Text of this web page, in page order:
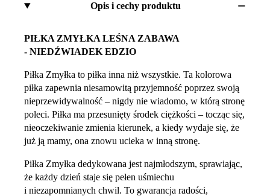
Opis i cechy produktu
PIŁKA ZMYŁKA LEŚNA ZABAWA
- NIEDŹWIADEK EDZIO
Piłka Zmyłka to piłka inna niż wszystkie. Ta kolorowa
piłka zapewnia niesamowitą przyjemność poprzez swoją
nieprzewidywalność – nigdy nie wiadomo, w którą stronę
poleci. Piłka ma przesunięty środek ciężkości – tocząc się,
nieoczekiwanie zmienia kierunek, a kiedy wydaje się, że
już ją mamy, ona znowu ucieka w inną stronę.
Piłka Zmyłka dedykowana jest najmłodszym, sprawiając,
że każdy dzień staje się pełen uśmiechu
i niezapomnianych chwil. To gwarancja radości,